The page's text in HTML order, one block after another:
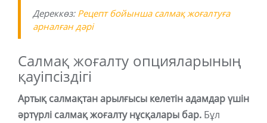
Дереккөз: Рецепт бойынша салмақ жоғалтуға
арналған дәрі
Салмақ жоғалту опцияларының
қауіпсіздігі
Артық салмақтан арылғысы келетін адамдар үшін
әртүрлі салмақ жоғалту нұсқалары бар. Бұл